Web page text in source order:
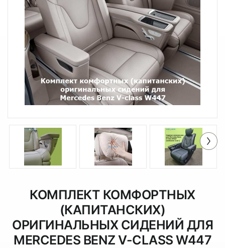
КОМПЛЕКТ КОМФОРТНЫХ
(КАПИТАНСКИХ)
ОРИГИНАЛЬНЫХ СИДЕНИЙ ДЛЯ
MERCEDES BENZ V-CLASS W447